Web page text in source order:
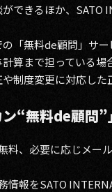
できるほか、SATO
「無料de顧問」サ
算まで担っている
制度変更に対応した
“無料de顧問”
料、必要に応じメー
情報をSATO